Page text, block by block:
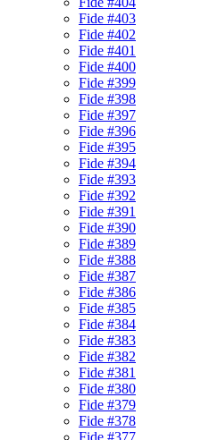
Fide #403
Fide #402
Fide #401
Fide #400
Fide #399
Fide #398
Fide #397
Fide #396
Fide #395
Fide #394
Fide #393
Fide #392
Fide #391
Fide #390
Fide #389
Fide #388
Fide #387
Fide #386
Fide #385
Fide #384
Fide #383
Fide #382
Fide #381
Fide #380
Fide #379
Fide #378
Fide #377